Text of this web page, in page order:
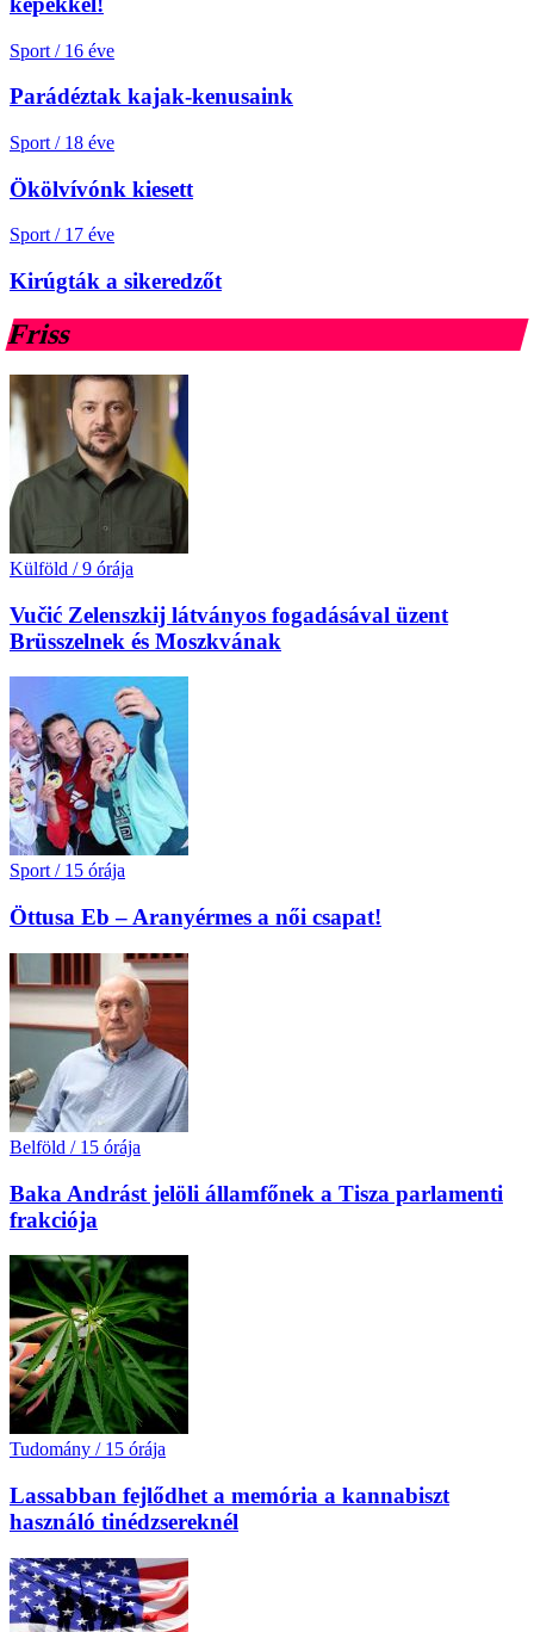
Sport / 16 éve
Parádéztak kajak-kenusaink
Sport / 18 éve
Ökölvívónk kiesett
Sport / 17 éve
Kirúgták a sikeredzőt
Friss
Külföld / 9 órája
Vučić Zelenszkij látványos fogadásával üzent
Brüsszelnek és Moszkvának
Sport / 15 órája
Öttusa Eb – Aranyérmes a női csapat!
Belföld / 15 órája
Baka Andrást jelöli államfőnek a Tisza parlamenti
frakciója
Tudomány / 15 órája
Lassabban fejlődhet a memória a kannabiszt
használó tinédzsereknél